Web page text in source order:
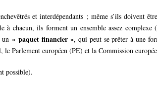
et interdépendants ; même s’ils doivent
à chacun, ils forment un ensemble assez complexe
« paquet financier », qui peut se prêter à une
Parlement européen (PE) et la Commission
possible).